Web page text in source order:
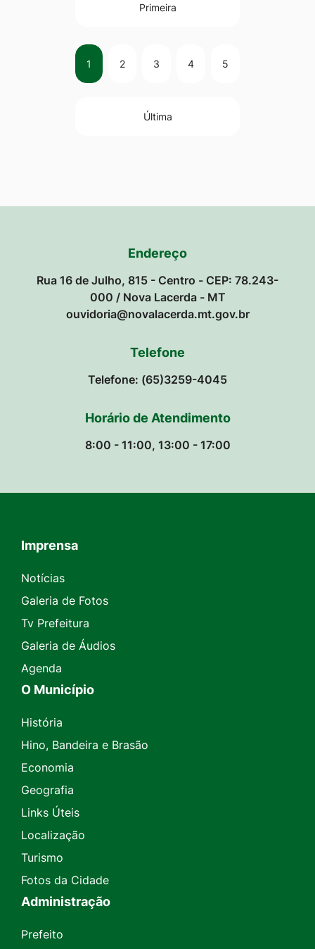
Primeira
1 2 3 4 5
Última
Endereço
Rua 16 de Julho, 815 - Centro - CEP: 78.243-
000 / Nova Lacerda - MT
ouvidoria@novalacerda.mt.gov.br
Telefone
Telefone: (65)3259-4045
Horário de Atendimento
8:00 - 11:00, 13:00 - 17:00
Seção do Rodapé e Contato
Imprensa
Notícias
Galeria de Fotos
Tv Prefeitura
Galeria de Áudios
Agenda
O Município
História
Hino, Bandeira e Brasão
Economia
Geografia
Links Úteis
Localização
Turismo
Fotos da Cidade
Administração
Prefeito